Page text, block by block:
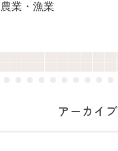
農業・漁業
アーカイブ